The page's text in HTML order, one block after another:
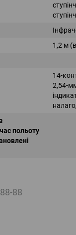
1,2 м
14-
2,54-
польоту
88